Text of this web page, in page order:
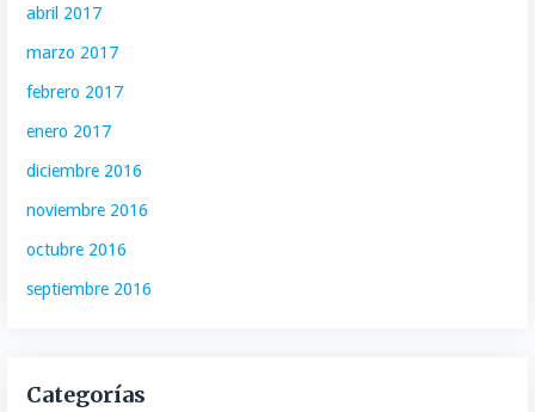
abril 2017
marzo 2017
febrero 2017
enero 2017
diciembre 2016
noviembre 2016
octubre 2016
septiembre 2016
Categorías